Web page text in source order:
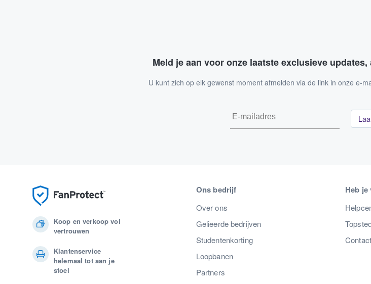
Meld je aan voor onze laatste exclusieve
U kunt zich op elk gewenst moment afmelden via de link in onze e-
Koop en verkoop vol
vertrouwen
Klantenservice
helemaal tot aan je
stoel
Ons bedrijf
Over ons
Gelieerde bedrijven
Studentenkorting
Loopbanen
Partners
Heb je
Contact